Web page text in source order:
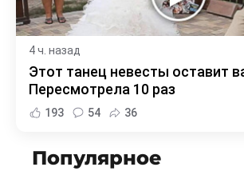
4 ч. назад
Этот танец невесты оставит
Пересмотрела 10 раз
193 54 36
Популярное